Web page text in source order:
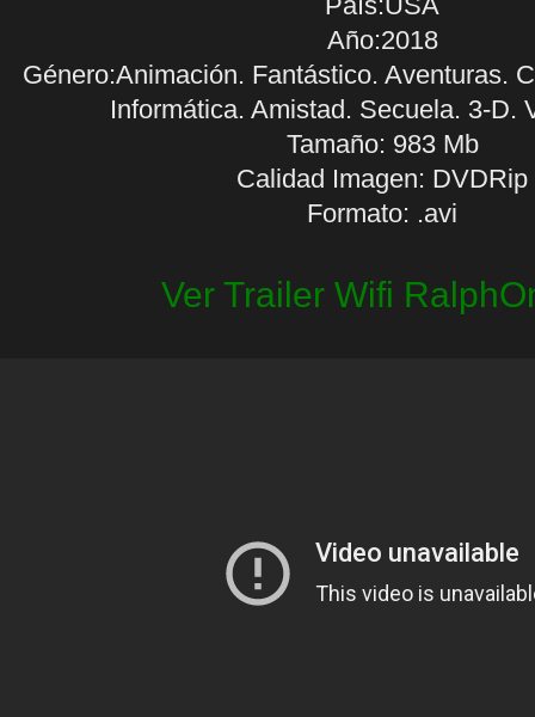
Año:2018
Género:Animación. Fantástico. Aventuras.
Informática. Amistad. Secuela. 3-D.
Tamaño: 983 Mb
Calidad Imagen: DVDRip
Formato: .avi
Ver Trailer Wifi